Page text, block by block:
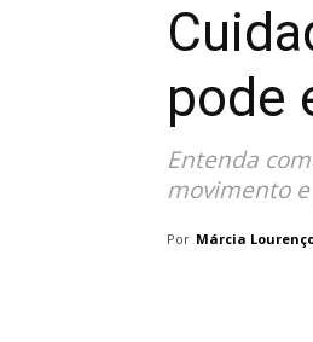
pode
Entenda
movimento
Por Márcia